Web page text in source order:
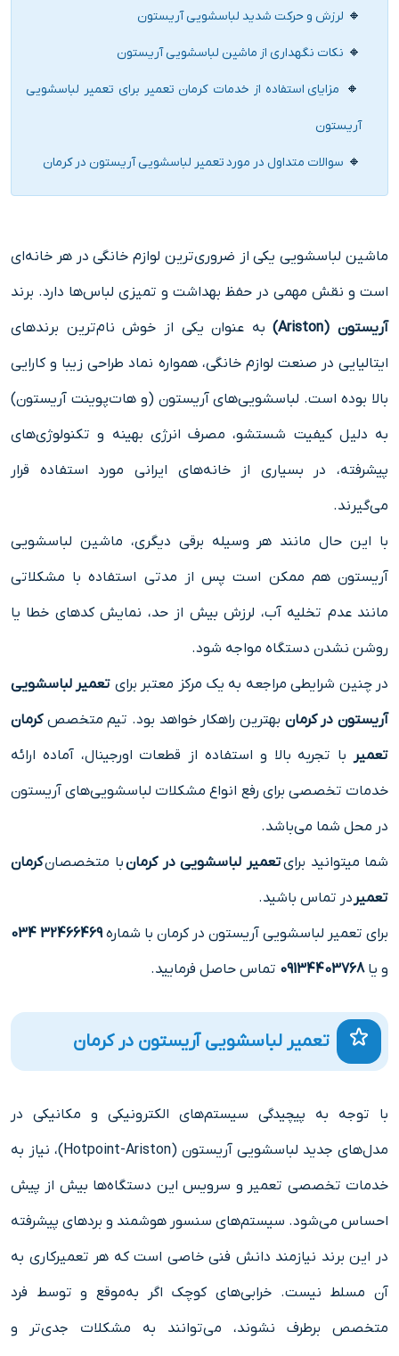
لرزش و حرکت شدید لباسشویی آریستون
نکات نگهداری از ماشین لباسشویی آریستون
مزایای استفاده از خدمات کرمان تعمیر برای تعمیر لباسشویی
آریستون
سوالات متداول در مورد تعمیر لباسشویی آریستون در کرمان
ماشین لباسشویی یکی از ضروری‌ترین لوازم خانگی در هر خانه‌ای
است و نقش مهمی در حفظ بهداشت و تمیزی لباس‌ها دارد. برند
آریستون (Ariston)
به عنوان یکی از خوش‌ نام‌ترین برندهای
ایتالیایی در صنعت لوازم خانگی، همواره نماد طراحی زیبا و کارایی
بالا بوده است. لباسشویی‌های آریستون (و هات‌پوینت آریستون)
به دلیل کیفیت شستشو، مصرف انرژی بهینه و تکنولوژی‌های
پیشرفته، در بسیاری از خانه‌های ایرانی مورد استفاده قرار
می‌گیرند.
با این حال مانند هر وسیله برقی دیگری، ماشین لباسشویی
آریستون هم ممکن است پس از مدتی استفاده با مشکلاتی
مانند عدم تخلیه آب، لرزش بیش از حد، نمایش کدهای خطا یا
روشن نشدن دستگاه مواجه شود.
در چنین شرایطی مراجعه به یک مرکز معتبر برای تعمیر لباسشویی
آریستون در کرمان بهترین راهکار خواهد بود. تیم متخصصکرمان
تعمیر با تجربه بالا و استفاده از قطعات اورجینال، آماده ارائه
خدمات تخصصی برای رفع انواع مشکلات لباسشویی‌های آریستون
در محل شما می‌باشد.
شما میتوانید برایتعمیر لباسشویی در کرمانبا متخصصانکرمان
تعمیر در تماس باشید.
برای تعمیر لباسشویی آریستون در کرمان با شماره32466469 034
و یا09134403768 تماس حاصل فرمایید.
تعمیر لباسشویی آریستون در کرمان
با توجه به پیچیدگی سیستم‌های الکترونیکی و مکانیکی در
مدل‌های جدید لباسشویی آریستون (Hotpoint-Ariston)، نیاز به
خدمات تخصصی تعمیر و سرویس این دستگاه‌ها بیش از پیش
احساس می‌شود. سیستم‌های سنسور هوشمند و بردهای پیشرفته
در این برند نیازمند دانش فنی خاصی است که هر تعمیرکاری به
آن مسلط نیست. خرابی‌های کوچک اگر به‌موقع و توسط فرد
متخصص برطرف نشوند، می‌توانند به مشکلات جدی‌تر و